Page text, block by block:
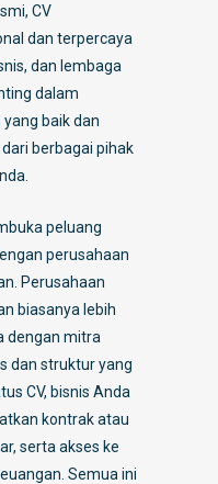
CV
dan terpercaya
dan lembaga
dalam
baik dan
berbagai pihak
peluang
perusahaan
Perusahaan
biasanya lebih
dengan mitra
dan struktur yang
CV, bisnis Anda
kontrak atau
serta akses ke
Semua ini